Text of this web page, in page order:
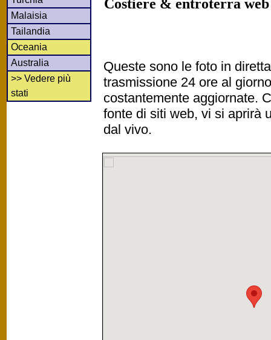
Malaisia
Tailandia
Oceania
Australia
>> Vedere più
stati
Costiere & entroterra web
Queste sono le foto in
trasmissione 24 ore al
costantemente aggiornate.
fonte di siti web, vi si aprirà
dal vivo.